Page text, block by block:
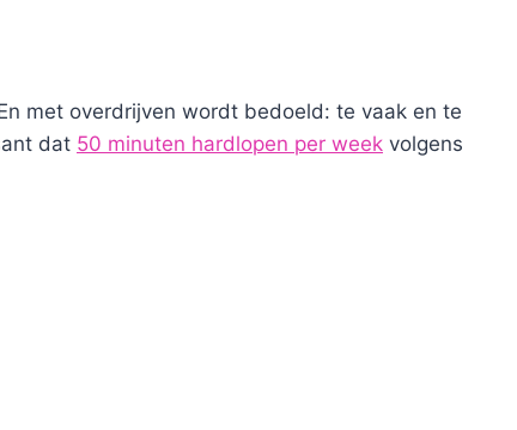
met overdrijven wordt bedoeld: te vaak en te
dat 50 minuten hardlopen per week volgens